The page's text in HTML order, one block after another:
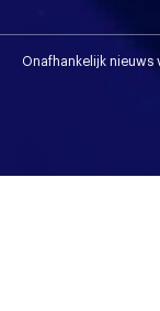
Onafhankelijk nieuws